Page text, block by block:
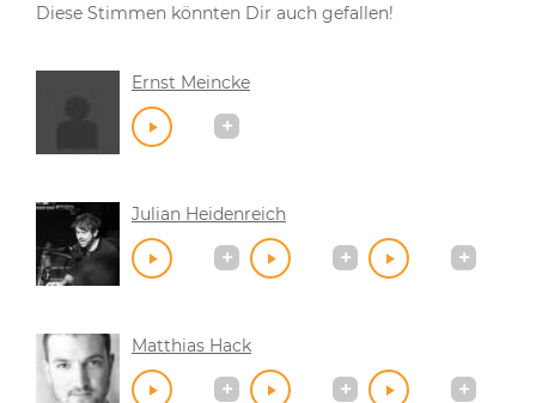
Diese Stimmen könnten Dir auch gefallen!
Ernst Meincke
Julian Heidenreich
Matthias Hack